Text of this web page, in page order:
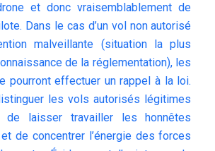
et donc vraisemblablement de
Dans le cas d’un vol non autorisé
malveillante (situation la plus
de la réglementation), les
pourront effectuer un rappel à la loi.
les vols autorisés légitimes
laisser travailler les honnêtes
de concentrer l’énergie des forces